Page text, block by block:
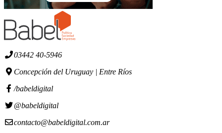
03442 40-5946
Concepción del Uruguay | Entre Ríos
/babeldigital
@babeldigital
contacto@babeldigital.com.ar